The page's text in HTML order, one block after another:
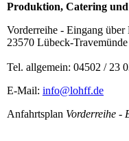
Produktion, Catering
Vorderreihe - Eingang über
23570 Lübeck-Travemünde
Tel. allgemein: 04502 /
E-Mail: info@lohff.de
Anfahrtsplan Vorderreihe -